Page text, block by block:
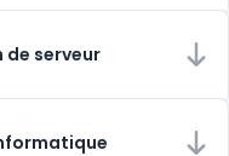
serveur